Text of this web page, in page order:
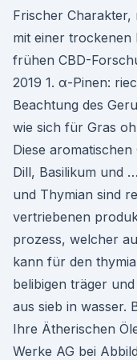
Frischer Charakter,
mit einer trockenen
frühen CBD-
2019 1. α-Pinen:
Beachtung des
wie sich für Gras
Diese
Dill, Basilikum und
und Thymian sind
vertriebenen
prozess, welcher
kann für den
belibigen träger
aus sieb in wasser.
Ihre Ätherischen
Werke AG bei